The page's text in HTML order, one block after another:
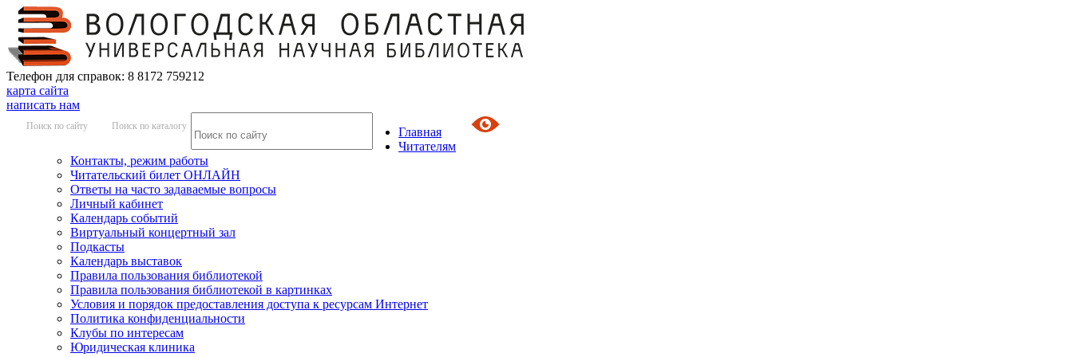
Телефон для справок: 8 8172 759212
карта сайта
написать нам
Поиск по сайту Поиск по каталогу
Главная
Читателям
Контакты, режим работы
Читательский билет ОНЛАЙН
Ответы на часто задаваемые вопросы
Личный кабинет
Календарь событий
Виртуальный концертный зал
Подкасты
Календарь выставок
Правила пользования библиотекой
Правила пользования библиотекой в картинках
Условия и порядок предоставления доступа к ресурсам Интернет
Политика конфиденциальности
Клубы по интересам
Юридическая клиника